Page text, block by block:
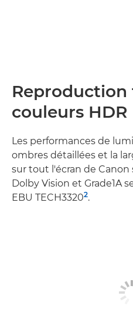
Reproduction
couleurs HDR
Les performances de
ombres détaillées et la
sur tout l'écran de
Dolby Vision et Grade1A
EBU TECH33202.